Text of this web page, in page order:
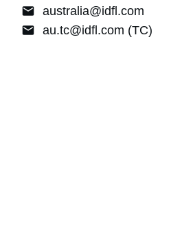
australia@idfl.com
au.tc@idfl.com (TC)